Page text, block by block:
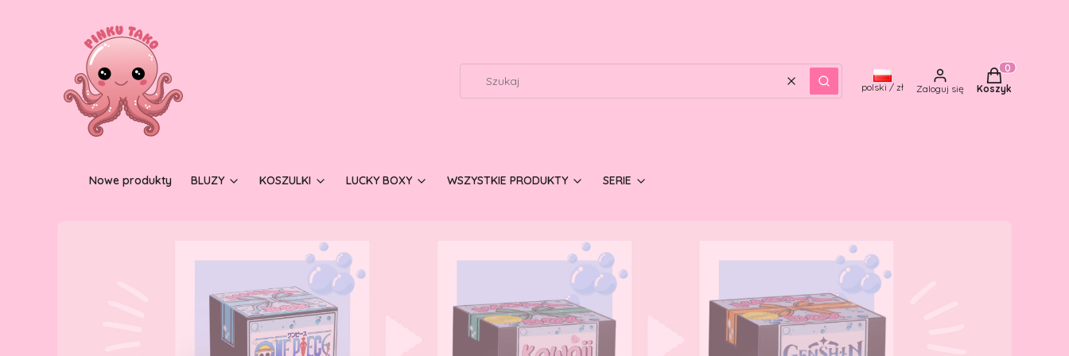
WyczyśćSzukaj polski / zł Zaloguj się
Produkty w
Koszyk
Nowe produkty BLUZY KOSZULKI LUCKY BOXY WSZYSTKIE PRODUKTY SERIE